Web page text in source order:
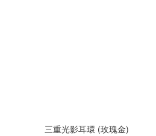
三重光影耳環 (玫瑰金)